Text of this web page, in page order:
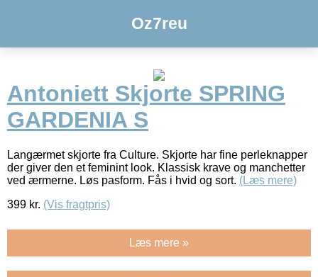
Oz7reu
Antoniett Skjorte SPRING
GARDENIA S
Langærmet skjorte fra Culture. Skjorte har fine perleknapper
der giver den et feminint look. Klassisk krave og manchetter
ved ærmerne. Løs pasform. Fås i hvid og sort. (Læs mere)
399 kr. (Vis fragtpris)
Læs mere »